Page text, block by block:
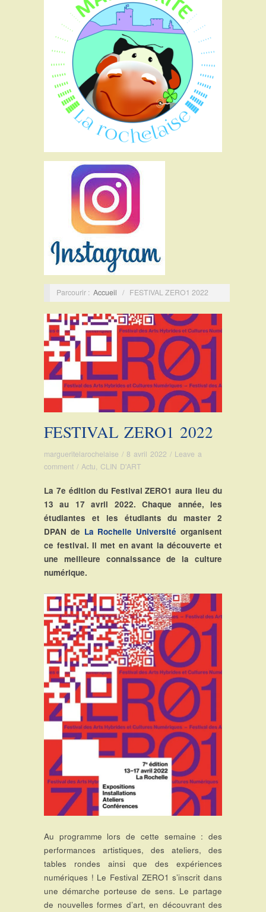
Parcourir : Accueil / FESTIVAL ZERO1 2022
FESTIVAL ZERO1 2022
margueritelarochelaise / 8 avril 2022 / Leave a
comment / Actu, CLIN D'ART
La 7e édition du Festival ZERO1 aura lieu du
13 au 17 avril 2022. Chaque année, les
étudiantes et les étudiants du master 2
DPAN de La Rochelle Université organisent
ce festival. Il met en avant la découverte et
une meilleure connaissance de la culture
numérique.
Au programme lors de cette semaine : des
performances artistiques, des ateliers, des
tables rondes ainsi que des expériences
numériques ! Le Festival ZERO1 s’inscrit dans
une démarche porteuse de sens. Le partage
de nouvelles formes d’art, en découvrant des